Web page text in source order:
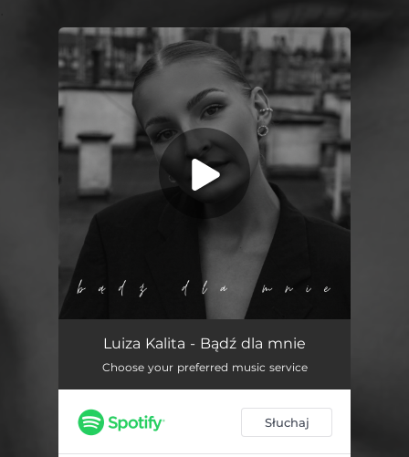
You're all set!
Bądź Dla Mnie 03:14
Luiza Kalita - Bądź dla mnie
Choose your preferred music service
Słuchaj